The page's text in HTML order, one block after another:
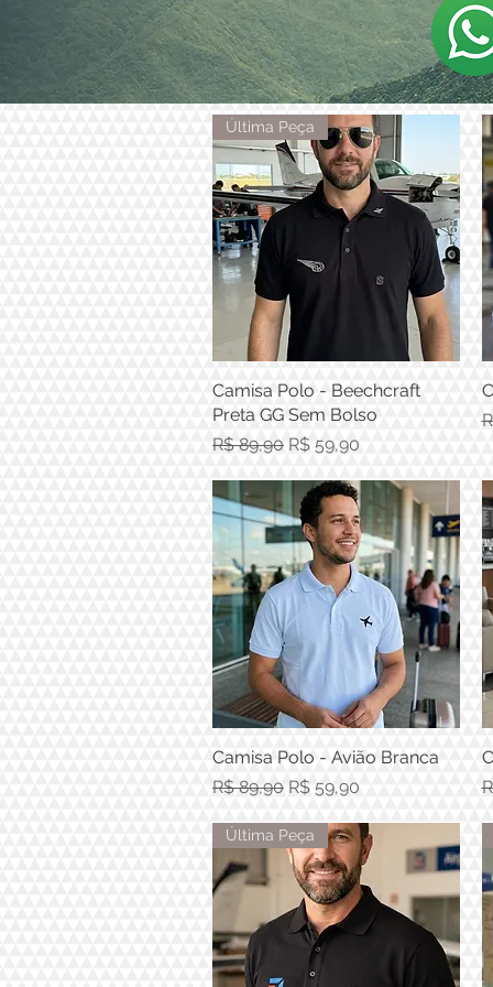
Visualização rápida
Última Peça
Camisa Polo - Beechcraft
Preta GG Sem Bolso
Preço normal
R$ 89,90 Preço promocional
R$ 59,90
Visualização rápida
Camisa Polo - Avião Branca
Preço normal
R$ 89,90 Preço promocional
R$ 59,90
Última Peça